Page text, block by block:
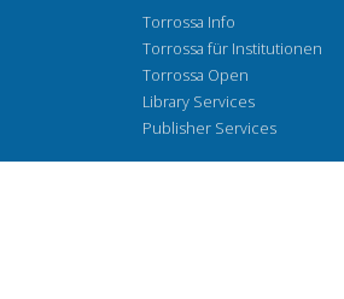
Torrossa Info
Torrossa für Institutionen
Torrossa Open
Library Services
Publisher Services